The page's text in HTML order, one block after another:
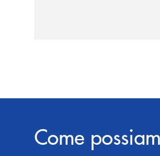
sulla condivisione di valori
prossimità ai territori, per
Come